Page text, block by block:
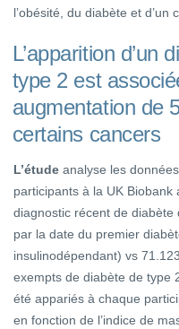
l’obésité, du diabète et d’un
L’apparition d’un
type 2 est
augmentation de
certains cancers
L’étude analyse les
participants à la UK Biobank
diagnostic récent de diabète
par la date du premier
insulinodépendant) vs
exempts de diabète de type
été appariés à chaque
en fonction de l’indice de